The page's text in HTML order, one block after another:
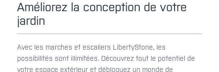
Améliorez la conception de votre
jardin
Avec les marches et escaliers LibertyStone, les
possibilités sont illimitées. Découvrez tout le potentiel de
votre espace extérieur et débloquez un monde de